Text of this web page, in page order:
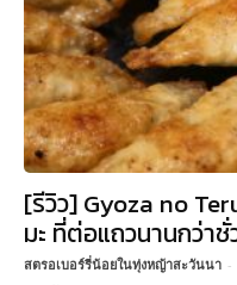
[รีวิว] Gyoza no
มะ ที่ต่อแถวนานกว่าชั่
สตรอเบอร์รี่น้อยในทุ่งหญ้าสะวันนา -